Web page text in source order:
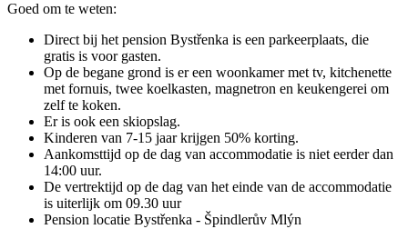
Goed om te weten:
Direct bij het pension Bystřenka is een parkeerplaats, die
gratis is voor gasten.
Op de begane grond is er een woonkamer met tv, kitchenette
met fornuis, twee koelkasten, magnetron en keukengerei om
zelf te koken.
Er is ook een skiopslag.
Kinderen van 7-15 jaar krijgen 50% korting.
Aankomsttijd op de dag van accommodatie is niet eerder dan
14:00 uur.
De vertrektijd op de dag van het einde van de accommodatie
is uiterlijk om 09.30 uur
Pension locatie Bystřenka - Špindlerův Mlýn